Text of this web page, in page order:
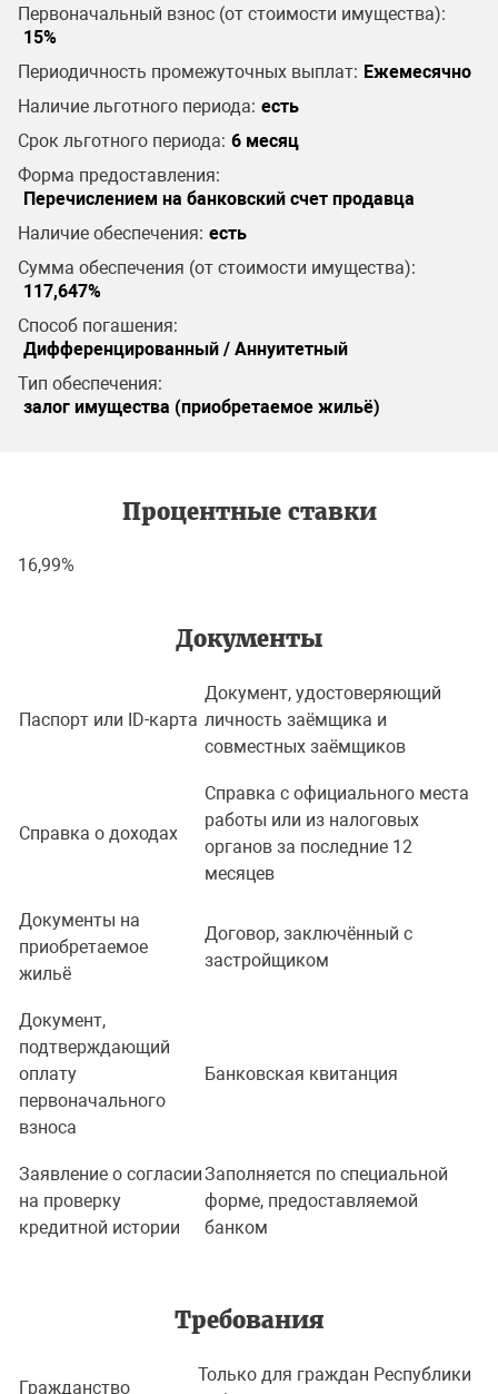
Первоначальный взнос (от стоимости имущества):
15%
Периодичность промежуточных выплат: Ежемесячно
Наличие льготного периода: есть
Срок льготного периода: 6 месяц
Форма предоставления:
Перечислением на банковский счет продавца
Наличие обеспечения: есть
Сумма обеспечения (от стоимости имущества):
117,647%
Способ погашения:
Дифференцированный / Аннуитетный
Тип обеспечения:
залог имущества (приобретаемое жильё)
Процентные ставки
16,99%
Документы
Паспорт или ID-карта
Документ, удостоверяющий
личность заёмщика и
совместных заёмщиков
Справка о доходах
Справка с официального места
работы или из налоговых
органов за последние 12
месяцев
Документы на
приобретаемое
жильё
Договор, заключённый с
застройщиком
Документ,
подтверждающий
оплату
первоначального
взноса
Банковская квитанция
Заявление о согласии
на проверку
кредитной истории
Заполняется по специальной
форме, предоставляемой
банком
Требования
Гражданство
Только для граждан Республики